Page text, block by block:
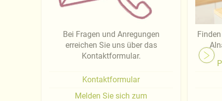
Bei Fragen und Anregungen
erreichen Sie uns über das
Kontaktformular.
Kontaktformular
Melden Sie sich zum